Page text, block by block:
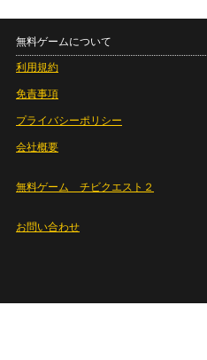
無料ゲームについて
利用規約
免責事項
プライバシーポリシー
会社概要
無料ゲーム チビクエスト２
お問い合わせ